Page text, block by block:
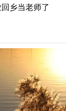
乡当老师了